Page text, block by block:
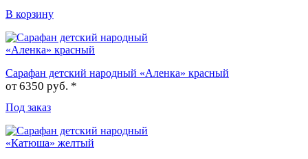
В корзину
Сарафан детский народный «Аленка» красный
от6350 руб. *
Под заказ